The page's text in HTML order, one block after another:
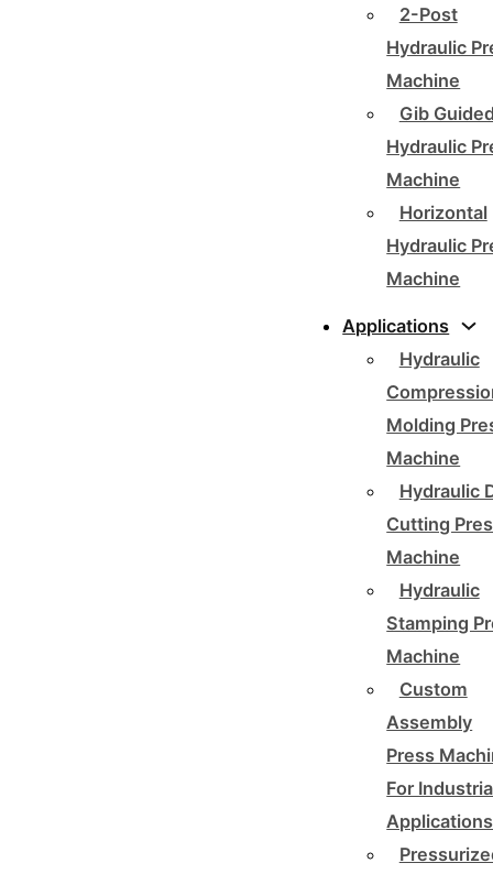
2-Post
Hydraulic
Machine
Gib
Hydraulic
Machine
Horizontal
Hydraulic
Machine
Applications
Hydraulic
Molding
Machine
Hydraulic
Cutting
Machine
Hydraulic
Stamping
Machine
Custom
Assembly
Press
For
Applications